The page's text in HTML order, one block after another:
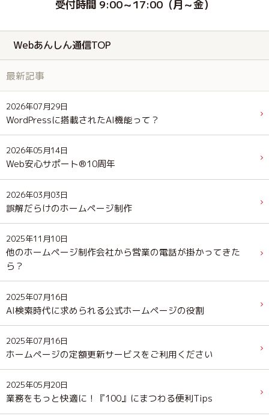
受付時間 9:00～17:00（月～金）
Webあんしん通信TOP
最新記事
2026年07月29日
WordPressに搭載されたAI機能って？
2026年05月14日
Web安心サポート®10周年
2026年03月03日
誤解だらけのホームページ制作
2025年11月10日
他のホームページ制作会社から営業の電話が掛かってきた
ら？
2025年07月16日
AI検索時代に求められる公式ホームページの役割
2025年07月16日
ホームページの定額更新サービスをご利用ください
2025年05月20日
業務をもっと快適に！『100』にまつわる便利Tips